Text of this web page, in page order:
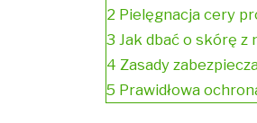
2 Pielęgnacja cery
3 Jak dbać o skórę z
4 Zasady
5 Prawidłowa